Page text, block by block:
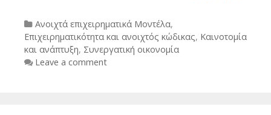
Categories
Ανοιχτά επιχειρηματικά Μοντέλα,
Επιχειρηματικότητα και ανοιχτός κώδικας, Καινοτομία
και ανάπτυξη, Συνεργατική οικονομία
Leave a comment